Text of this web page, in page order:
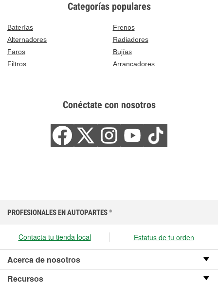
Categorías populares
Baterías
Frenos
Alternadores
Radiadores
Faros
Bujías
Filtros
Arrancadores
Conéctate con nosotros
PROFESIONALES EN AUTOPARTES ®
Contacta tu tienda local Estatus de tu orden
Acerca de nosotros
Recursos